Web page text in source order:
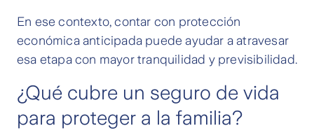
En ese contexto, contar con protección
económica anticipada puede ayudar a atravesar
esa etapa con mayor tranquilidad y previsibilidad.
¿Qué cubre un seguro de vida
para proteger a la familia?